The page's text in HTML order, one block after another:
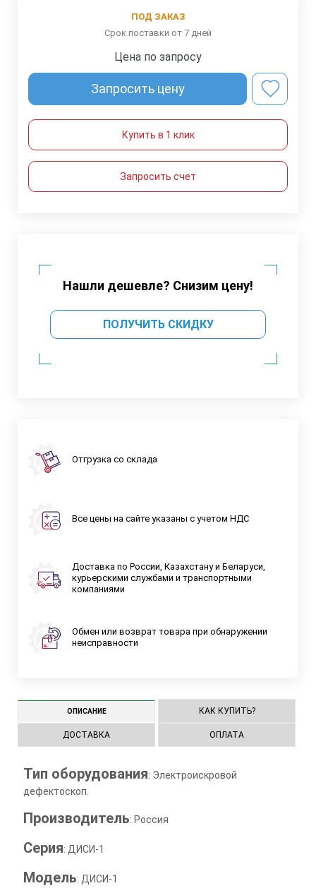
ПОД ЗАКАЗ
Срок поставки от 7 дней
Цена по запросу
Запросить цену
Купить в 1 клик
Запросить счет
Нашли дешевле? Снизим цену!
ПОЛУЧИТЬ СКИДКУ
Отгрузка со склада
Все цены на сайте указаны с учетом НДС
Доставка по России, Казахстану и Беларуси,
курьерскими службами и транспортными
компаниями
Обмен или возврат товара при обнаружении
неисправности
ОПИСАНИЕ КАК КУПИТЬ?
ДОСТАВКА ОПЛАТА
Тип оборудования: Электроискровой
дефектоскоп.
Производитель: Россия
Серия: ДИСИ-1
Модель: ДИСИ-1